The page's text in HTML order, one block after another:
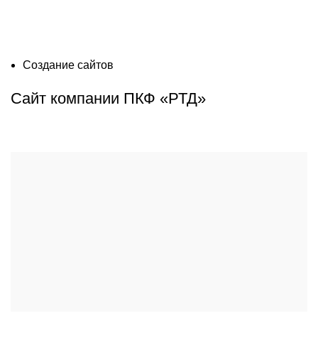
Создание сайтов
Сайт компании ПКФ «РТД»